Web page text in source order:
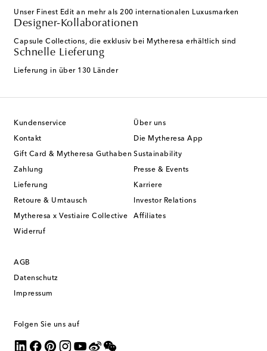
Unser Finest Edit an mehr als 200 internationalen Luxusmarken
Designer-Kollaborationen
Capsule Collections, die exklusiv bei Mytheresa erhältlich sind
Schnelle Lieferung
Lieferung in über 130 Länder
Kundenservice
Kontakt
Gift Card & Mytheresa Guthaben
Zahlung
Lieferung
Retoure & Umtausch
Mytheresa x Vestiaire Collective
Widerruf
Über uns
Die Mytheresa App
Sustainability
Presse & Events
Karriere
Investor Relations
Affiliates
AGB
Datenschutz
Impressum
Folgen Sie uns auf